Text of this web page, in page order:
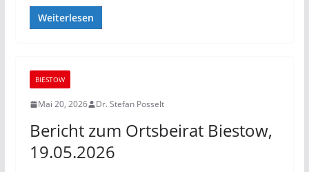
Weiterlesen
BIESTOW
Mai 20, 2026 Dr. Stefan Posselt
Bericht zum Ortsbeirat Biestow,
19.05.2026